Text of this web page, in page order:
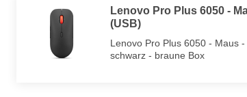
Lenovo Pro Plus 6050 -
(USB)
Lenovo Pro Plus 6050 - Maus
schwarz - braune Box